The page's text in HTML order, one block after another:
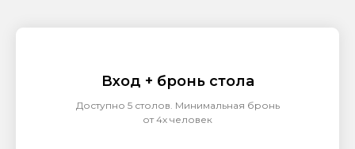
Вход + бронь стола
Доступно 5 столов. Минимальная бронь
от 4х человек